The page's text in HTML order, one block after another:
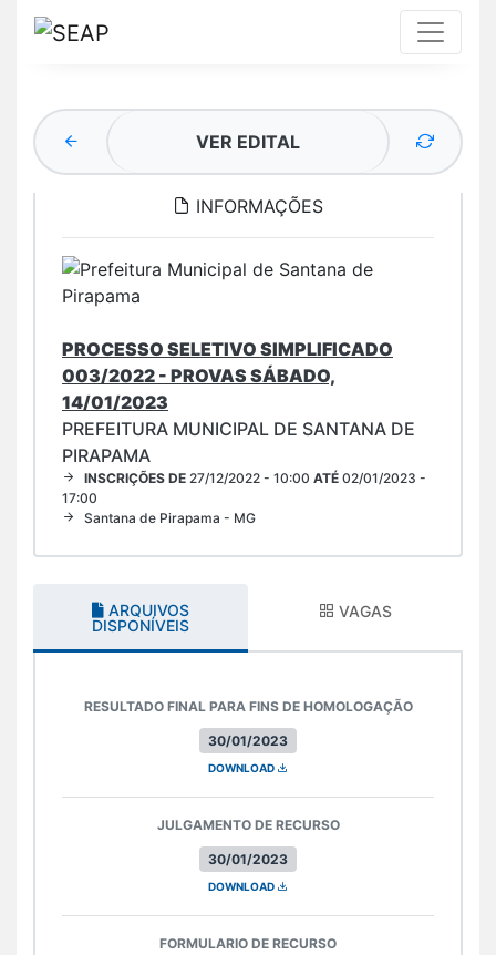
VER EDITAL
INFORMAÇÕES
PROCESSO SELETIVO SIMPLIFICADO
003/2022 - PROVAS SÁBADO,
14/01/2023
PREFEITURA MUNICIPAL DE SANTANA DE
PIRAPAMA
INSCRIÇÕES DE 27/12/2022 - 10:00 ATÉ 02/01/2023 -
17:00
Santana de Pirapama - MG
ARQUIVOS
DISPONÍVEIS
VAGAS
30/01/2023
RESULTADO FINAL PARA FINS DE HOMOLOGAÇÃO
DOWNLOAD
30/01/2023
JULGAMENTO DE RECURSO
DOWNLOAD
FORMULARIO DE RECURSO